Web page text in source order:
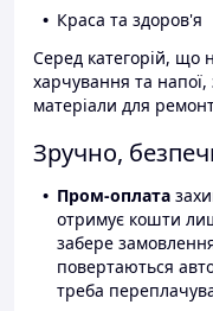
Краса та здоров'я
Серед категорій, що
харчування та
матеріали для
Зручно,
Пром-оплата
отримує кошти
забере
повертаються
треба